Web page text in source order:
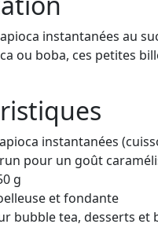
instantanées au
ou boba, ces petites
instantanées
pour un goût
g
et fondante
bubble tea, desserts et